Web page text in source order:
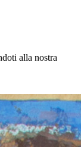
alla nostra